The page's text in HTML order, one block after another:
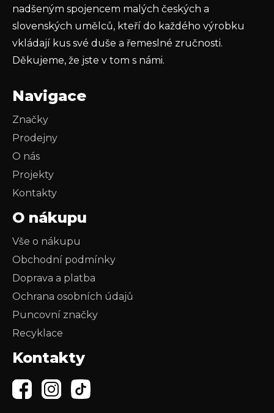
nadšeným spojencem malých českých a
slovenských umělců, kteří do každého výrobku
vkládají kus své duše a řemeslné zručnosti.
Děkujeme, že jste v tom s námi.
Navigace
Značky
Prodejny
O nás
Projekty
Kontakty
O nákupu
Vše o nákupu
Obchodní podmínky
Doprava a platba
Ochrana osobních údajů
Puncovní značky
Recyklace
Kontakty